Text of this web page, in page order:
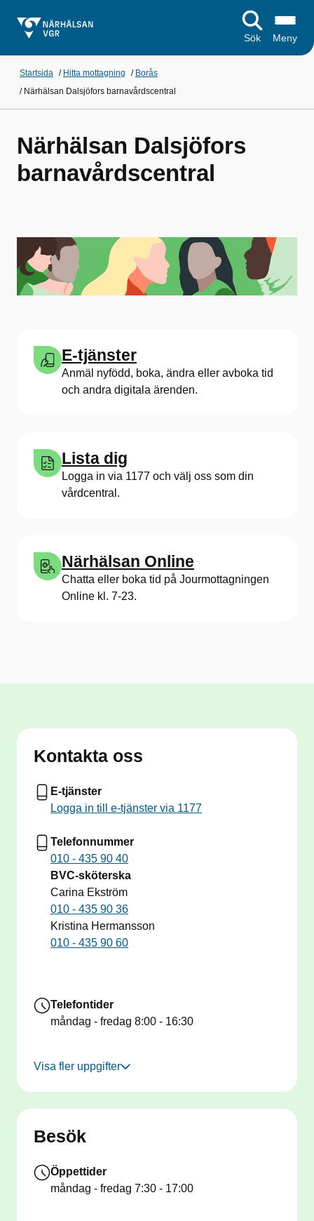
Sök Meny
Startsida / Hitta mottagning / Borås
/ Närhälsan Dalsjöfors barnavårdscentral
Närhälsan Dalsjöfors
barnavårdscentral
E-tjänster
Anmäl nyfödd, boka, ändra eller avboka tid
och andra digitala ärenden.
Lista dig
Logga in via 1177 och välj oss som din
vårdcentral.
Närhälsan Online
Chatta eller boka tid på Jourmottagningen
Online kl. 7-23.
Kontakta oss
E-tjänster
Logga in till e-tjänster via 1177
Telefonnummer
010 - 435 90 40
BVC-sköterska
Carina Ekström
010 - 435 90 36
Kristina Hermansson
010 - 435 90 60
Telefontider
måndag - fredag 8:00 - 16:30
Visa fler uppgifter
Besök
Öppettider
måndag - fredag 7:30 - 17:00